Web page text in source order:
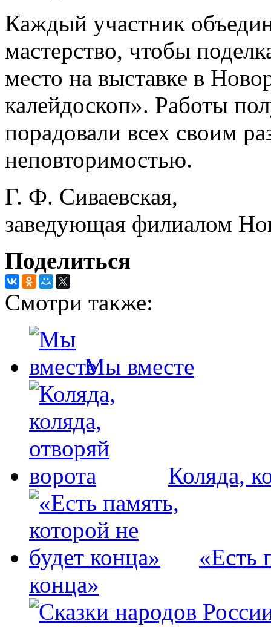
Каждый участник
мастерство, чтобы
место на выставке в
калейдоскоп». Работы
порадовали всех своим
неповторимостью.
Г. Ф. Сиваевская,
заведующая филиалом
Поделиться
Смотри также:
Мы вместе
Коляда,
«Есть
конца»